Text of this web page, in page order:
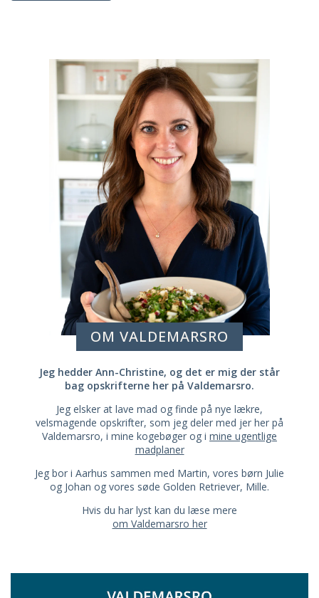
OM VALDEMARSRO
Jeg hedder Ann-Christine, og det er mig der står
bag opskrifterne her på Valdemarsro.
Jeg elsker at lave mad og finde på nye lækre,
velsmagende opskrifter, som jeg deler med jer her på
Valdemarsro, i mine kogebøger og i mine ugentlige
madplaner
Jeg bor i Aarhus sammen med Martin, vores børn Julie
og Johan og vores søde Golden Retriever, Mille.
Hvis du har lyst kan du læse mere
om Valdemarsro her